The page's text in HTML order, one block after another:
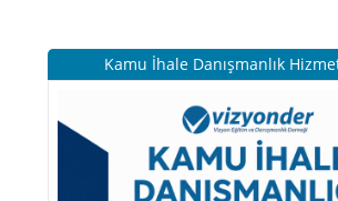
Kamu İhale Danışmanlık